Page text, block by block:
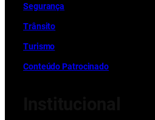
Segurança
Trânsito
Turismo
Conteúdo Patrocinado